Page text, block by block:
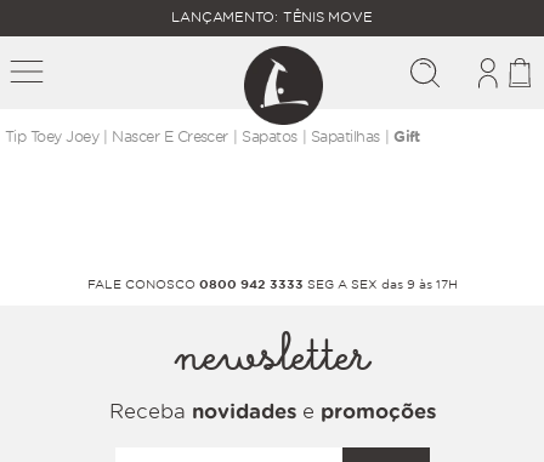
FALTAM
MAIS
R$
400,00
PARA O
FRETE
GRÁTIS
LANÇAMENTO: TÊNIS MOVE
nascer e crescer sapatos sapatilhas Gift
FALE CONOSCO 0800 942 3333 SEG A SEX das 9 às 17H
newsletter
Receba novidadese promoções